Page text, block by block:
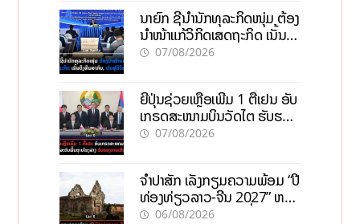
ນາຍົກ ຊີ້ນຳນັກທຸລະກິດໜຸ່ມ ຕ້ອງ
ນຳໜ້າແກ້ວິກິດເສດຖະກິດ ເນັ້ນດຶງ
ທຶນສາກົນ, ຫັນສູ່ດິຈິຕອນ
07/08/2026
ຍີ່ປຸ່ນຊ່ວຍເຫຼືອເພີ່ມ 1 ຕື້ເຢນ ອັບ
ເກຣດສະໜາມບິນວັດໄຕ ຮັບຮອງ
ການເຕີບໂຕ
07/08/2026
ຈຳປາສັກ ເລັ່ງກຽມຄວາມພ້ອມ “ປີ
ທ່ອງທ່ຽວລາວ-ຈີນ 2027” ຫວັງ
ກະຕຸ້ນເສດຖະກິດທ້ອງຖິ່ນ
06/08/2026